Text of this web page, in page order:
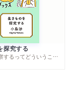
探究する
─自然を観察するってどういうこと？